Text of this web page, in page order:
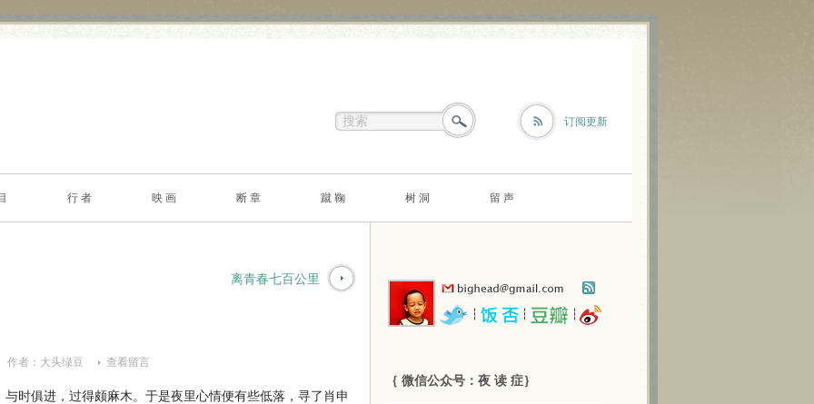
订阅更新
行 者 映 画 断 章 蹴 鞠 树 洞 留 声
离青春七百公里
作者： 大头绿豆 查看留言
俱进，过得颇麻木。于是夜里心情便有些低落，寻了肖申
┆ ┆ ┆
｛ 微信公众号：夜 读 症｝